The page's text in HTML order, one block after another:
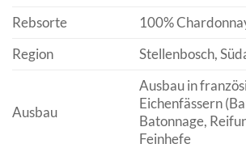
Rebsorte
100%
Region
Stellenbosch,
Ausbau
Ausbau in
Eichenfässern
Batonnage,
Feinhefe